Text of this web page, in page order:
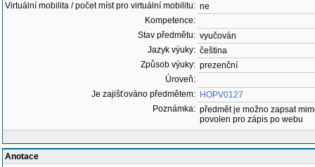
Virtuální mobilita / počet míst pro virtuální mobilitu: ne
Kompetence:
Stav předmětu: vyučován
Jazyk výuky: čeština
Způsob výuky: prezenční
Úroveň:
Je zajišťováno předmětem: HOPV0127
Poznámka: předmět je možno zapsat
povolen pro zápis po webu
Anotace